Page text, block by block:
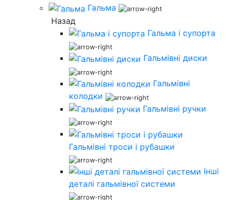
Гальма
Назад
Гальма і супорта
Гальмівні диски
Гальмівні
колодки
Гальмівні ручки
Гальмівні троси і рубашки
Інші
деталі гальмівної системи